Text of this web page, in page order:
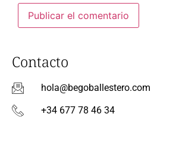
Contacto
hola@begoballestero.com
+34 677 78 46 34